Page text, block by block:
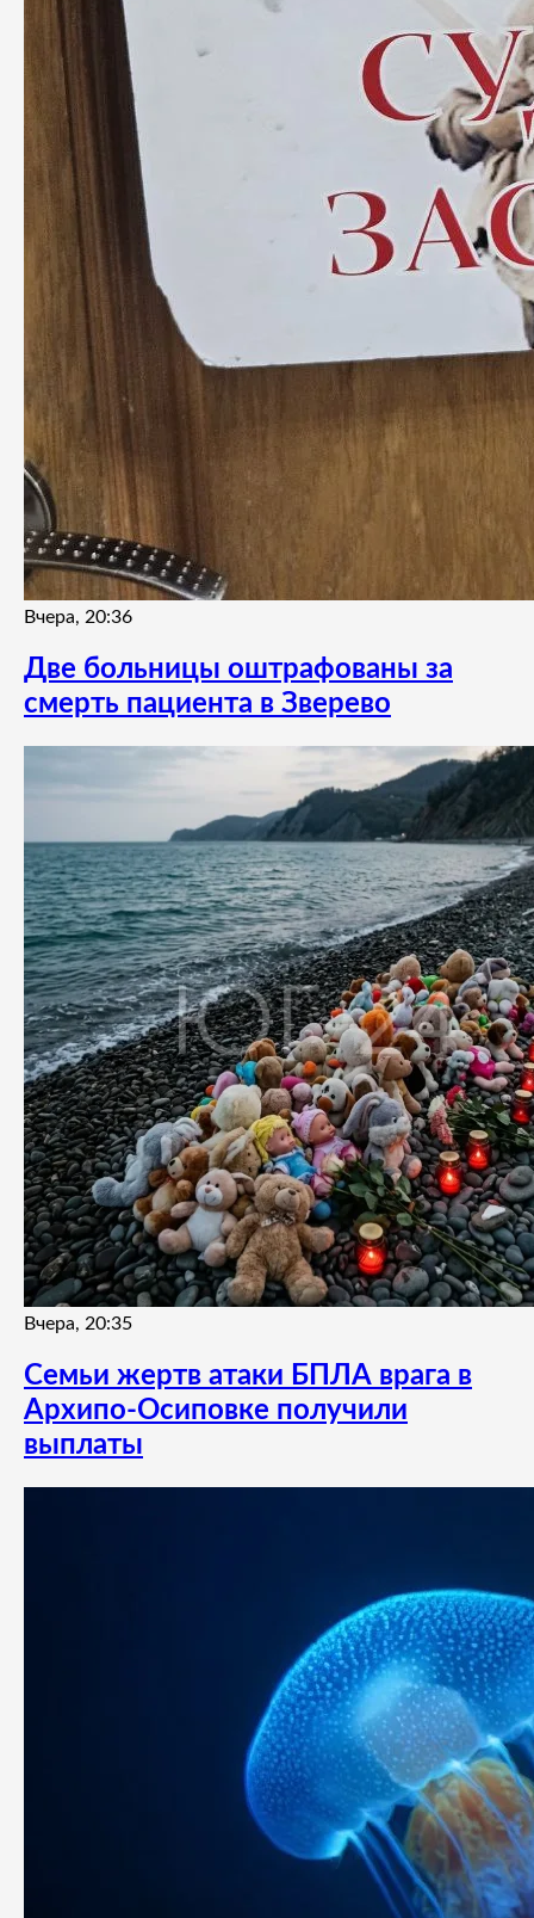
Вчера, 20:36
Две больницы оштрафованы за
смерть пациента в Зверево
Вчера, 20:35
Семьи жертв атаки БПЛА врага в
Архипо-Осиповке получили
выплаты